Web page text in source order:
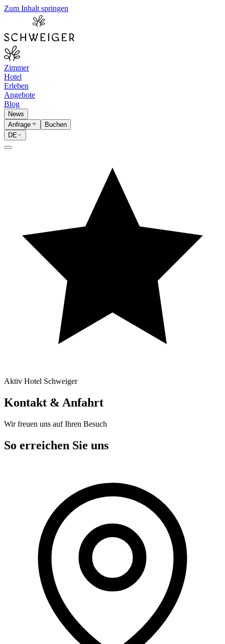
Zum Inhalt springen
Zimmer
Hotel
Erleben
Angebote
Blog
News
Anfrage
Buchen
DE
Aktiv Hotel Schweiger
Kontakt & Anfahrt
Wir freuen uns auf Ihren Besuch
So erreichen Sie uns